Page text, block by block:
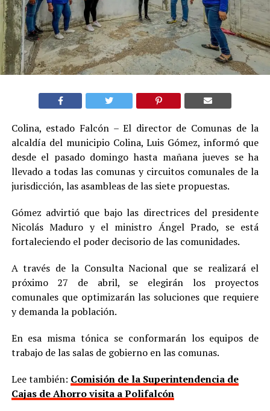
Colina, estado Falcón – El director de Comunas de la
alcaldía del municipio Colina, Luis Gómez, informó que
desde el pasado domingo hasta mañana jueves se ha
llevado a todas las comunas y circuitos comunales de la
jurisdicción, las asambleas de las siete propuestas.
Gómez advirtió que bajo las directrices del presidente
Nicolás Maduro y el ministro Ángel Prado, se está
fortaleciendo el poder decisorio de las comunidades.
A través de la Consulta Nacional que se realizará el
próximo 27 de abril, se elegirán los proyectos
comunales que optimizarán las soluciones que requiere
y demanda la población.
En esa misma tónica se conformarán los equipos de
trabajo de las salas de gobierno en las comunas.
Lee también: Comisión de la Superintendencia de
Cajas de Ahorro visita a Polifalcón